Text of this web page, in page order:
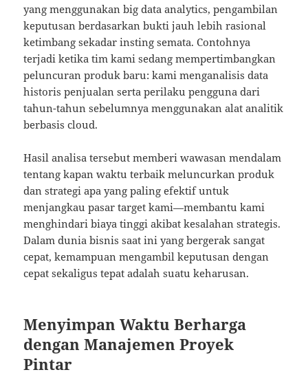
yang menggunakan big data analytics, pengambilan
keputusan berdasarkan bukti jauh lebih rasional
ketimbang sekadar insting semata. Contohnya
terjadi ketika tim kami sedang mempertimbangkan
peluncuran produk baru: kami menganalisis data
historis penjualan serta perilaku pengguna dari
tahun-tahun sebelumnya menggunakan alat analitik
berbasis cloud.
Hasil analisa tersebut memberi wawasan mendalam
tentang kapan waktu terbaik meluncurkan produk
dan strategi apa yang paling efektif untuk
menjangkau pasar target kami—membantu kami
menghindari biaya tinggi akibat kesalahan strategis.
Dalam dunia bisnis saat ini yang bergerak sangat
cepat, kemampuan mengambil keputusan dengan
cepat sekaligus tepat adalah suatu keharusan.
Menyimpan Waktu Berharga
dengan Manajemen Proyek
Pintar